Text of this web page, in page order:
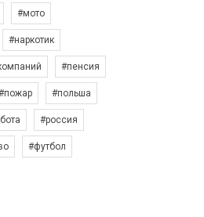
#мото
#наркотик
#пенсия
#польша
#россия
#футбол